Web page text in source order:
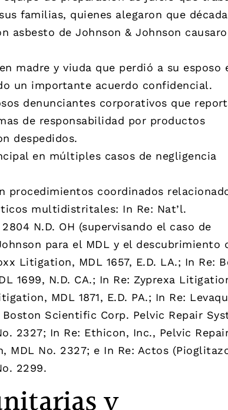
familias, quienes alegaron que
asbesto de Johnson & Johnson
madre y viuda que perdió a su esposo
un importante acuerdo confidencial.
denunciantes corporativos que
de responsabilidad por productos
despedidos.
en múltiples casos de negligencia
procedimientos coordinados
multidistritales: In Re: Nat’l.
N.D. OH (supervisando el caso de
para el MDL y el descubrimiento
Litigation, MDL 1657, E.D. LA.; In Re:
1699, N.D. CA.; In Re: Zyprexa
MDL 1871, E.D. PA.; In Re:
Scientific Corp. Pelvic Repair
2327; In Re: Ethicon, Inc., Pelvic
No. 2327; e In Re: Actos
2299.